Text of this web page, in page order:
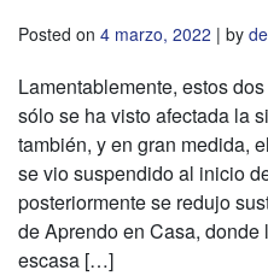
Posted on 4 marzo, 2022 | by
Lamentablemente, estos
sólo se ha visto afectada la
también, y en gran medida,
se vio suspendido al inicio
posteriormente se redujo
de Aprendo en Casa,
escasa […]